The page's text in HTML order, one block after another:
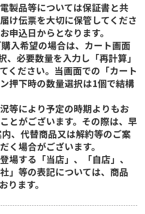
製品等については保証書と共
け伝票を大切に保管してくださ
申込日からとなります。
入希望の場合は、カート画面
、必要数量を入力し「再計算」
ください。当画面での「カート
押下時の数量選択は1個で結構
等により予定の時期よりもお
とがございます。その際は、早
、代替商品又は解約等のご案
く場合がございます。
場する「当店」、「自店」、
」等の表記については、商品
ります。